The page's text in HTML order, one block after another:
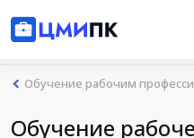
Обучение рабочим
Обучение